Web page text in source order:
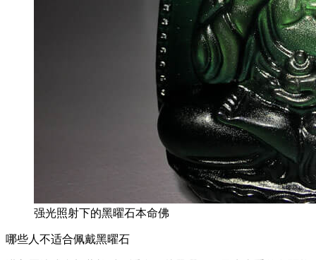
强光照射下的黑曜石本命佛
哪些人不适合佩戴黑曜石